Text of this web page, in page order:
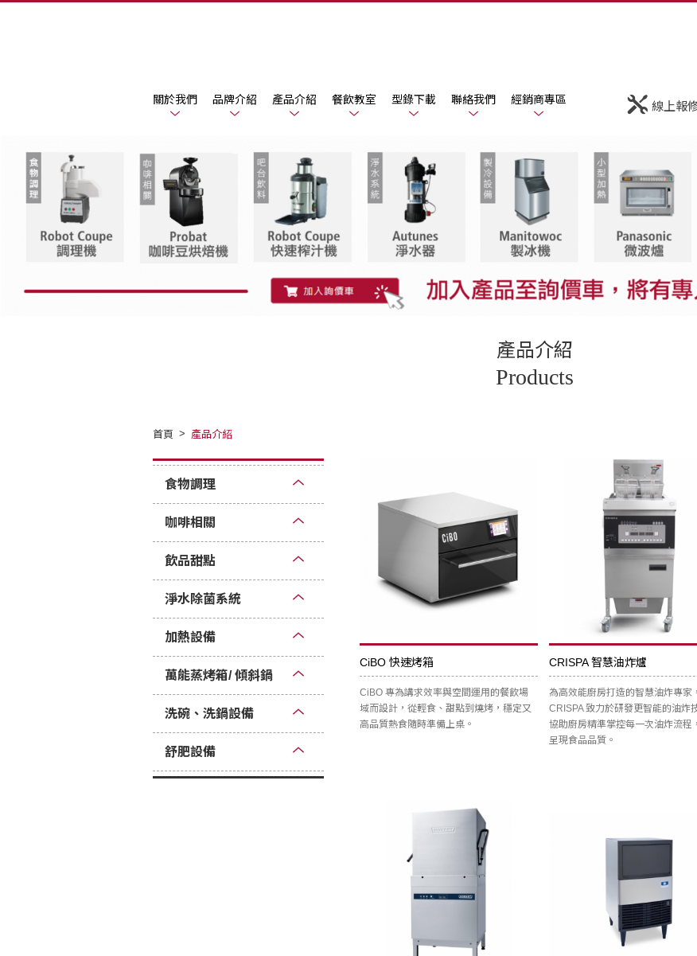
線上報
關於我們 品牌介紹 產品介紹 餐飲教室 型錄下載 聯絡我們 經銷商專區
產品介紹
Products
首頁 產品介紹
食物調理
咖啡相關
飲品甜點
淨水除菌系統
加熱設備
萬能蒸烤箱/ 傾斜鍋
洗碗、洗鍋設備
舒肥設備
CiBO 快速烤箱
CiBO 專為講求效率與空間運用的餐飲場
域而設計，從輕食、甜點到燒烤，穩定又
高品質熱食隨時準備上桌。
CRISPA 智慧油炸爐
為高效能廚房打造的智慧油炸專家，
CRISPA 致力於研發更智能的油炸
協助廚房精準掌控每一次油炸流程
呈現食品品質。